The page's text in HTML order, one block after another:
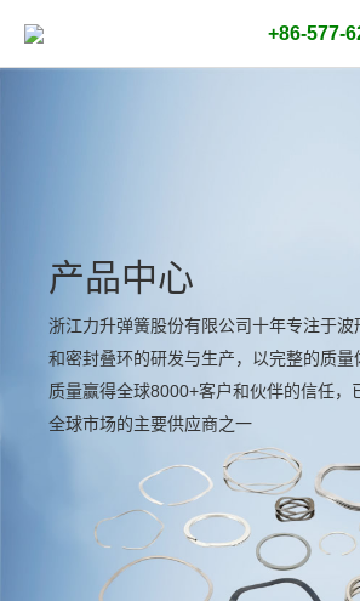
+86-577-
产品中心
浙江力升弹簧股份有限公司十年专注于波
和密封叠环的研发与生产，以完整的质量
质量赢得全球8000+客户和伙伴的信任，
全球市场的主要供应商之一